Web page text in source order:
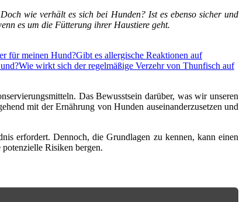
wie verhält es sich bei Hunden? Ist es ebenso sicher und
es um die Fütterung ihrer Haustiere geht.
für meinen Hund?Gibt es allergische Reaktionen auf
Wie wirkt sich der regelmäßige Verzehr von Thunfisch auf
Das Bewusstsein darüber, was wir unseren
mit der Ernährung von Hunden auseinanderzusetzen und
erfordert. Dennoch, die Grundlagen zu kennen, kann einen
Risiken bergen.